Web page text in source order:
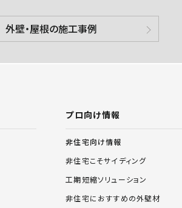
外壁・屋根の施工事例
プロ向け情報
非住宅向け情報
非住宅こそサイディング
工期短縮ソリューション
非住宅におすすめの外壁材